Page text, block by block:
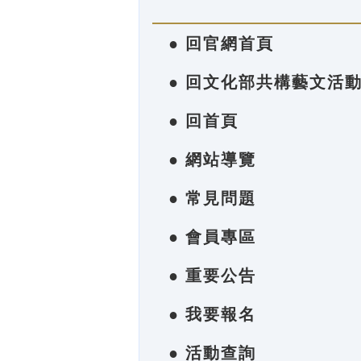
● 回官網首頁
● 回文化部共構藝文活
● 回首頁
● 網站導覽
● 常見問題
● 會員專區
● 重要公告
● 我要報名
● 活動查詢